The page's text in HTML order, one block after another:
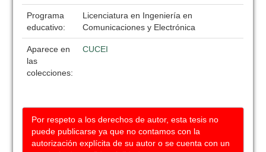
Programa
educativo:
Licenciatura en Ingeniería en
Comunicaciones y Electrónica
Aparece en
las
colecciones:
CUCEI
Por respeto a los derechos de autor, esta tesis no
puede publicarse ya que no contamos con la
autorización explícita de su autor o se cuenta con un